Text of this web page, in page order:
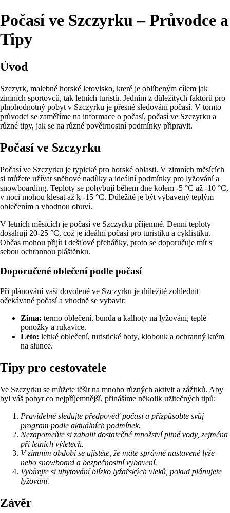
Počasí ve Szczyrku – Průvodce a
Tipy
Úvod
Szczyrk, malebné horské letovisko, které je oblíbeným cílem jak
zimních sportovců, tak letních turistů. Jedním z důležitých faktorů pro
plnohodnotný pobyt v Szczyrku je přesné sledování počasí. V tomto
průvodci se zaměříme na informace o počasí, počasí ve Szczyrku a
různé tipy, jak se na různé povětrnostní podmínky připravit.
Počasí ve Szczyrku
Počasí ve Szczyrku je typické pro horské oblasti. V zimních měsících
si můžete užívat sněhové nadílky a ideální podmínky pro lyžování a
snowboarding. Teploty se pohybují během dne kolem -5 °C až -10 °C,
v noci mohou klesat až k -15 °C. Důležité je být vybavený teplým
oblečením a vhodnou obuví.
V letních měsících je počasí ve Szczyrku příjemné. Denní teploty
dosahují 20-25 °C, což je ideální počasí pro turistiku a cyklistiku.
Občas mohou přijít i dešťové přeháňky, proto se doporučuje mít s
sebou ochrannou pláštěnku.
Doporučené oblečení podle počasí
Při plánování vaší dovolené ve Szczyrku je důležité zohlednit
očekávané počasí a vhodně se vybavit:
Zima: termo oblečení, bunda a kalhoty na lyžování, teplé
ponožky a rukavice.
Léto: lehké oblečení, turistické boty, klobouk a ochranný krém
na slunce.
Tipy pro cestovatele
Ve Szczyrku se můžete těšit na mnoho různých aktivit a zážitků. Aby
byl váš pobyt co nejpříjemnější, přinášíme několik užitečných tipů:
Pravidelně sledujte předpověď počasí a přizpůsobte svůj
program podle aktuálních podmínek.
Nezapomeňte si zabalit dostatečné množství pitné vody, zejména
při letních výletech.
V zimním období se ujistěte, že máte správně nastavené lyže
nebo snowboard a bezpečnostní vybavení.
Vybírejte si ubytování blízko lyžařských vleků, pokud plánujete
lyžování.
Závěr